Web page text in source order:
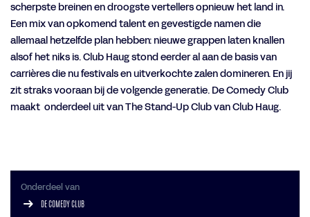
scherpste breinen en droogste vertellers opnieuw het land in.
Een mix van opkomend talent en gevestigde namen die
allemaal hetzelfde plan hebben: nieuwe grappen laten knallen
alsof het niks is. Club Haug stond eerder al aan de basis van
carrières die nu festivals en uitverkochte zalen domineren. En jij
zit straks vooraan bij de volgende generatie. De Comedy Club
maakt onderdeel uit van The Stand-Up Club van Club Haug.
Onderdeel van
DE COMEDY CLUB